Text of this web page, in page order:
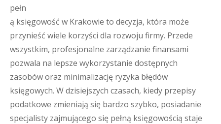
pełn
ą księgowość w Krakowie to decyzja, która może
przynieść wiele korzyści dla rozwoju firmy. Przede
wszystkim, profesjonalne zarządzanie finansami
pozwala na lepsze wykorzystanie dostępnych
zasobów oraz minimalizację ryzyka błędów
księgowych. W dzisiejszych czasach, kiedy przepisy
podatkowe zmieniają się bardzo szybko, posiadanie
specjalisty zajmującego się pełną księgowością staje